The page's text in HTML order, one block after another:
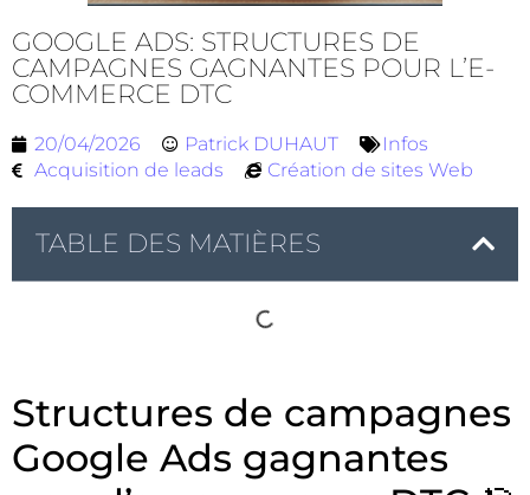
GOOGLE ADS: STRUCTURES DE
CAMPAGNES GAGNANTES POUR L’E-
COMMERCE DTC
20/04/2026 Patrick DUHAUT
Infos
Acquisition de leads
Création de sites Web
TABLE DES MATIÈRES
Structures de campagnes
Google Ads gagnantes